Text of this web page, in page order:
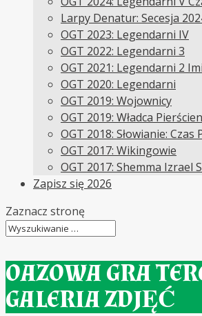
Larpy Denatur: Secesja
OGT 2023: Legendarni IV
OGT 2022: Legendarni 3
OGT 2021: Legendarni 2
OGT 2020: Legendarni
OGT 2019: Wojownicy
OGT 2019: Władca
OGT 2018: Słowianie: Czas
OGT 2017: Wikingowie
OGT 2017: Shemma Izrael
Zapisz się 2026
Zaznacz stronę
OAZOWA GRA
GALERIA ZDJĘĆ